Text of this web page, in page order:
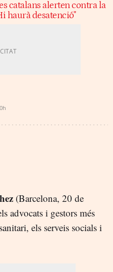
catalans alerten contra la
haurà desatenció"
(Barcelona, 20 de
advocats i gestors més
els serveis socials i